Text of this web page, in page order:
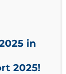
in
2025!